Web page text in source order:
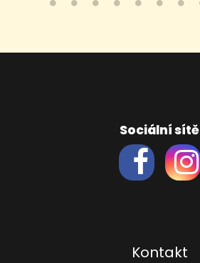
Sociální sítě
Kontakt